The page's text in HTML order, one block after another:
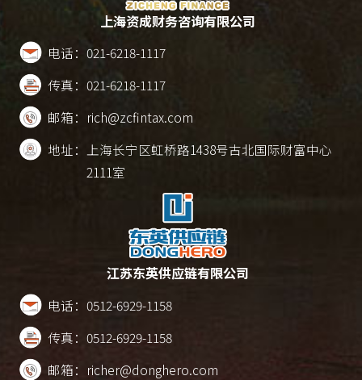
上海资成财务咨询有限公司
电话： 021-6218-1117
传真： 021-6218-1117
邮箱： rich@zcfintax.com
地址： 上海长宁区虹桥路1438号古北国际财富中心
2111室
江苏东英供应链有限公司
电话： 0512-6929-1158
传真： 0512-6929-1158
邮箱： richer@donghero.com